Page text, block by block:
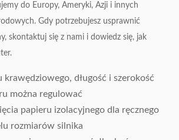
xdo Europy, Ameryki, Azji i innych
Gdy potrzebujesz usprawnić
skontaktuj się z nami i dowiedz się, jak
krawędziowego, długość i szerokość
można regulować
papieru izolacyjnego dla ręcznego
rozmiarów silnika